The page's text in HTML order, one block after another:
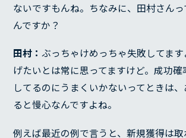
ないですもんね。ちなみに、田村さん
んですか？
田村：ぶっちゃけめっちゃ失敗してま
げたいとは常に思ってますけど。成功
してるのにうまくいかないってときは
ると慢心なんですよね。
例えば最近の例で言うと、新規獲得は